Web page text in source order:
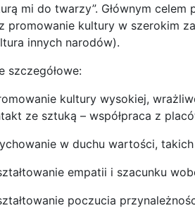
mi do twarzy”. Głównym
promowanie kultury w szerokim
innych narodów).
szczegółowe:
kultury wysokiej,
ze sztuką – współpraca z
w duchu wartości,
empatii i szacunku
poczucia